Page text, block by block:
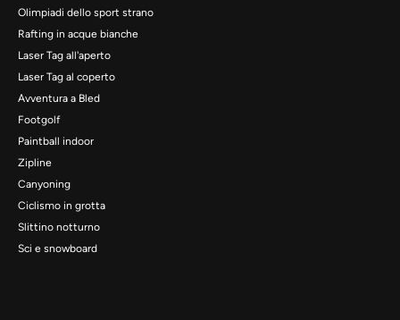
Olimpiadi dello sport strano
Rafting in acque bianche
Laser Tag all'aperto
Laser Tag al coperto
Avventura a Bled
Footgolf
Paintball indoor
Zipline
Canyoning
Ciclismo in grotta
Slittino notturno
Sci e snowboard